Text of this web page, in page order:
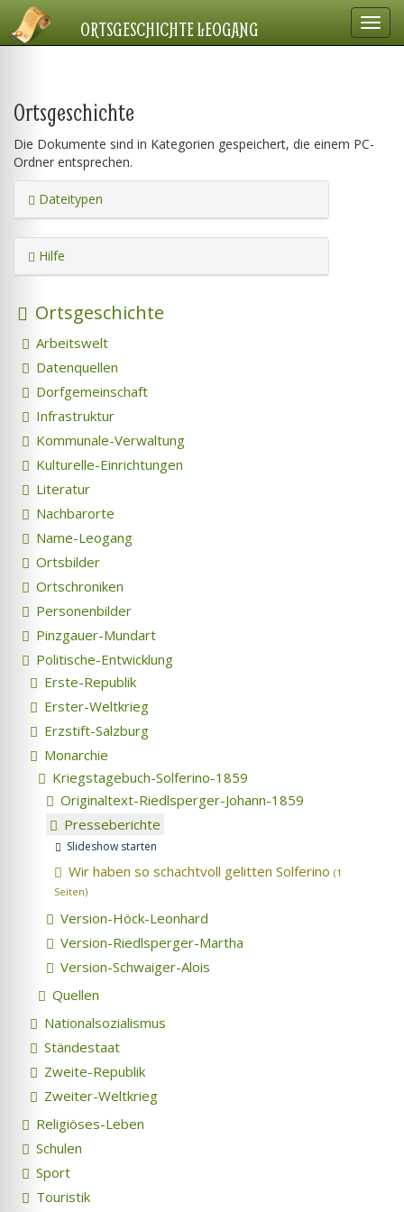
ORTSGESCHICHTE LEOGANG
Ortsgeschichte
Die Dokumente sind in Kategorien gespeichert, die einem PC-
Ordner entsprechen.
Dateitypen
Hilfe
Ortsgeschichte
Arbeitswelt
Datenquellen
Dorfgemeinschaft
Infrastruktur
Kommunale-Verwaltung
Kulturelle-Einrichtungen
Literatur
Nachbarorte
Name-Leogang
Ortsbilder
Ortschroniken
Personenbilder
Pinzgauer-Mundart
Politische-Entwicklung
Erste-Republik
Erster-Weltkrieg
Erzstift-Salzburg
Monarchie
Kriegstagebuch-Solferino-1859
Originaltext-Riedlsperger-Johann-1859
Presseberichte
Slideshow starten
Wir haben so schachtvoll gelitten Solferino (1
Seiten)
Version-Höck-Leonhard
Version-Riedlsperger-Martha
Version-Schwaiger-Alois
Quellen
Nationalsozialismus
Ständestaat
Zweite-Republik
Zweiter-Weltkrieg
Religiöses-Leben
Schulen
Sport
Touristik